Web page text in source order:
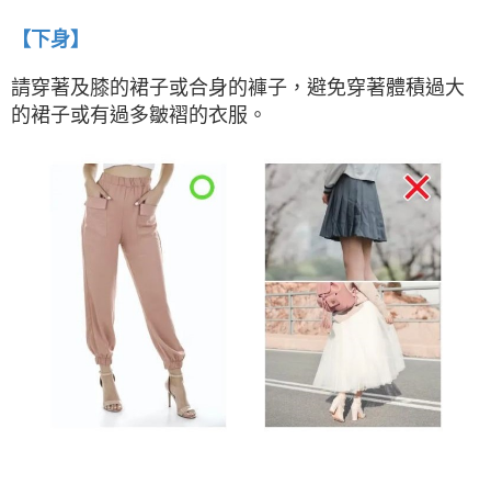
【下身】
請穿著及膝的裙子或合身的褲子，避免穿著體積過大
的裙子或有過多皺褶的衣服。